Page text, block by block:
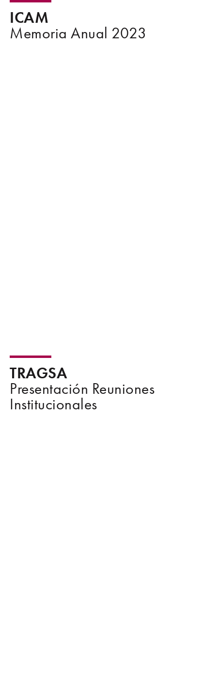
ICAM
Memoria Anual 2023
TRAGSA
Presentación Reuniones
Institucionales